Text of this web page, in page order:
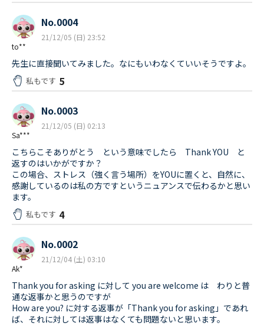
to**
No.0004
21/12/05 (日) 23:52
先生に直接聞いてみました。なにもいわなくていいそうですよ。
私もです 5
Sa***
No.0003
21/12/05 (日) 02:13
こちらこそありがとう という意味でしたら Thank YOU と
返すのはいかがですか？
この場合、ストレス（強く言う場所）をYOUに置くと、自然に、
感謝しているのは私の方ですというニュアンスで伝わるかと思い
ます。
私もです 4
Ak*
No.0002
21/12/04 (土) 03:10
Thank you for asking に対して you are welcome は わりと普
通な返事かと思うのですが
How are you? に対する返事が「Thank you for asking」であれ
ば、それに対しては返事はなくても問題ないと思います。